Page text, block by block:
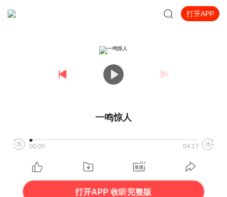
打开APP
一鸣惊人
00:00 04:17
打开APP 收听完整版